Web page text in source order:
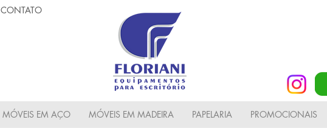
CONTATO
MÓVEIS EM AÇO MÓVEIS EM MADEIRA PAPELARIA PROMOCIONAIS